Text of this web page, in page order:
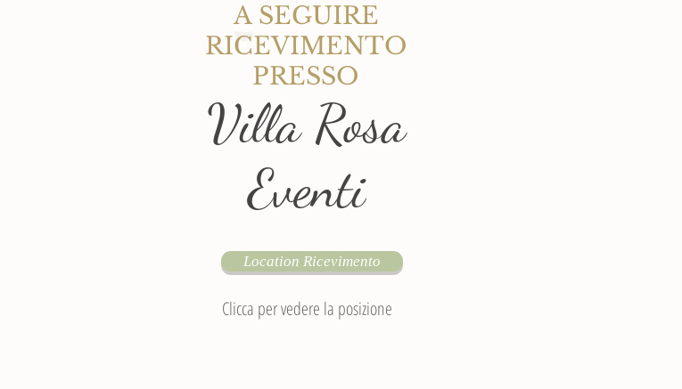
A SEGUIRE
RICEVIMENTO
PRESSO
Villa Rosa
Eventi
Location Ricevimento
Clicca per vedere la posizione